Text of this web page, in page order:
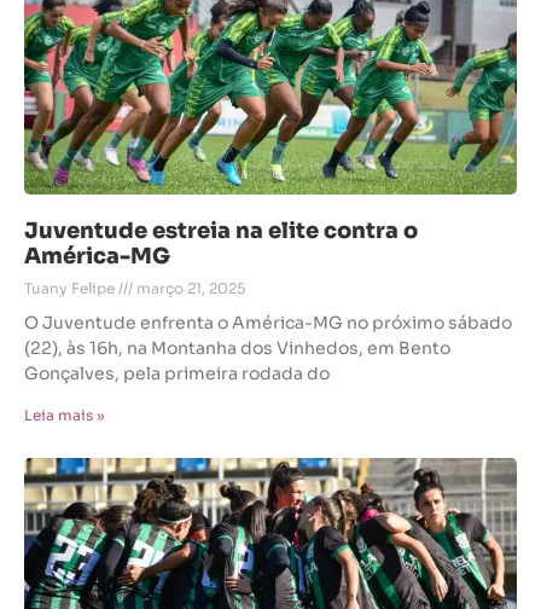
Juventude estreia na elite contra o
América-MG
Tuany Felipe março 21, 2025
O Juventude enfrenta o América-MG no próximo sábado
(22), às 16h, na Montanha dos Vinhedos, em Bento
Gonçalves, pela primeira rodada do
Leia mais »